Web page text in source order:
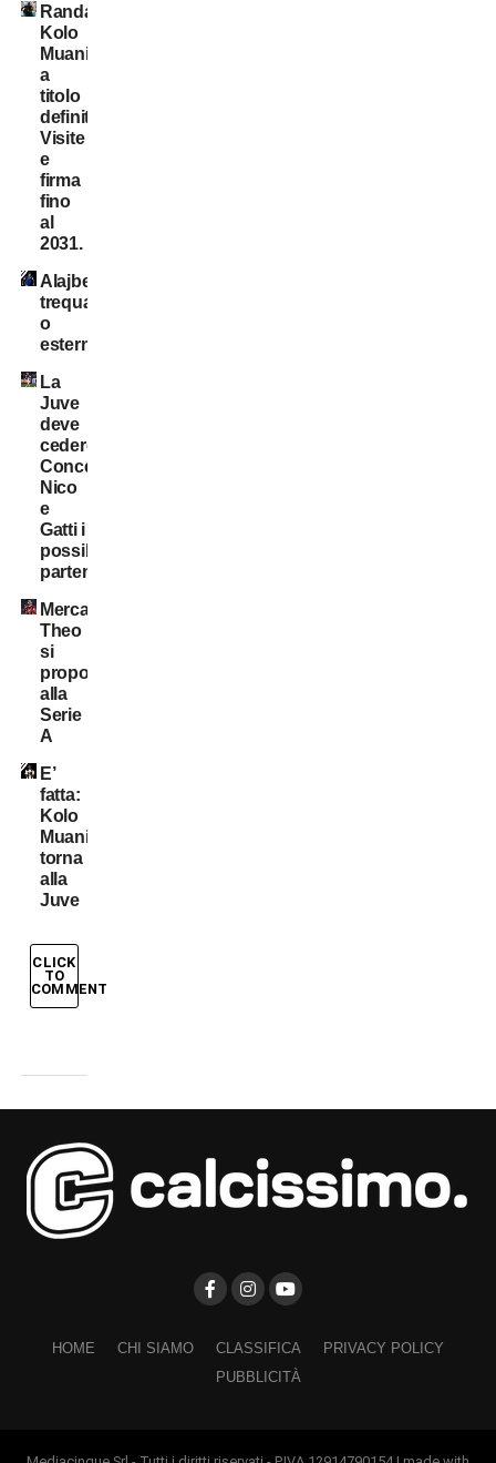
Randal
Kolo
Muani:
a
titolo
definitivo!
Visite
e
firma
fino
al
2031.
Alajbegovic
trequartista
o
esterno?
La
Juve
deve
cedere:
Conceição,
Nico
e
Gatti i
possibili
partenti
Mercato:
Theo
si
propone
alla
Serie
A
E’
fatta:
Kolo
Muani
torna
alla
Juve
CLICK
TO
COMMENT
HOME CHI SIAMO CLASSIFICA
PRIVACY POLICY
PUBBLICITÀ